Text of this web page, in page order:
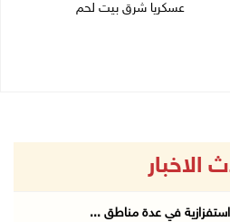
عسكريا شرق بيت لحم
الاخبار
في عدة مناطق ...